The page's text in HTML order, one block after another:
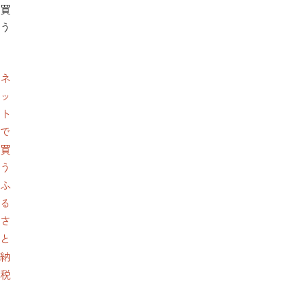
買
う
ネ
ッ
ト
で
買
う
ふ
る
さ
と
納
税